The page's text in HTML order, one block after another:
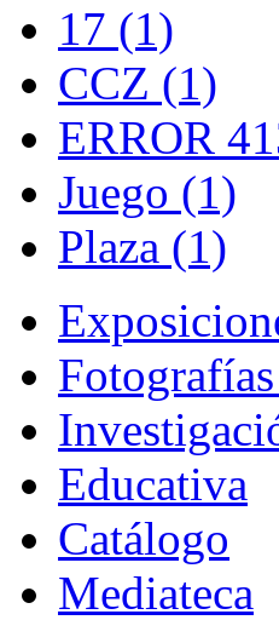
17 (1)
CCZ (1)
ERROR
Juego (1)
Plaza (1)
Educativa
Catálogo
Mediateca